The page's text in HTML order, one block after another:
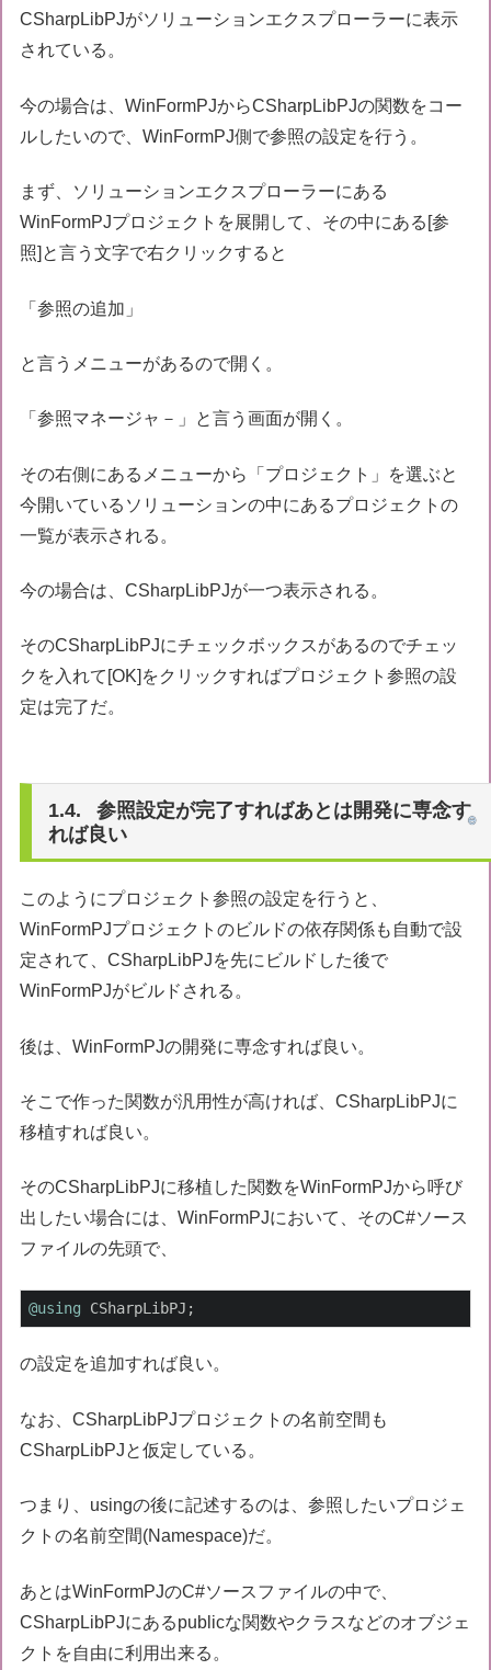
CSharpLibPJがソリューションエクスプローラーに表示
されている。
今の場合は、WinFormPJからCSharpLibPJの関数をコー
ルしたいので、WinFormPJ側で参照の設定を行う。
まず、ソリューションエクスプローラーにある
WinFormPJプロジェクトを展開して、その中にある[参
照]と言う文字で右クリックすると
「参照の追加」
と言うメニューがあるので開く。
「参照マネージャ－」と言う画面が開く。
その右側にあるメニューから「プロジェクト」を選ぶと
今開いているソリューションの中にあるプロジェクトの
一覧が表示される。
今の場合は、CSharpLibPJが一つ表示される。
そのCSharpLibPJにチェックボックスがあるのでチェッ
クを入れて[OK]をクリックすればプロジェクト参照の設
定は完了だ。
参照設定が完了すればあとは開発に専念す
れば良い
このようにプロジェクト参照の設定を行うと、
WinFormPJプロジェクトのビルドの依存関係も自動で設
定されて、CSharpLibPJを先にビルドした後で
WinFormPJがビルドされる。
後は、WinFormPJの開発に専念すれば良い。
そこで作った関数が汎用性が高ければ、CSharpLibPJに
移植すれば良い。
そのCSharpLibPJに移植した関数をWinFormPJから呼び
出したい場合には、WinFormPJにおいて、そのC#ソース
ファイルの先頭で、
@using CSharpLibPJ;
の設定を追加すれば良い。
なお、CSharpLibPJプロジェクトの名前空間も
CSharpLibPJと仮定している。
つまり、usingの後に記述するのは、参照したいプロジェ
クトの名前空間(Namespace)だ。
あとはWinFormPJのC#ソースファイルの中で、
CSharpLibPJにあるpublicな関数やクラスなどのオブジェ
クトを自由に利用出来る。